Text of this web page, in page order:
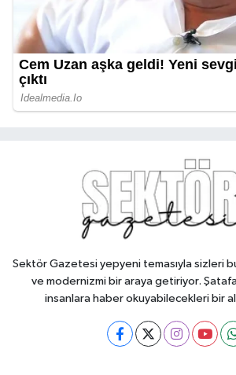
Sektör Gazetesi yepyeni temasıyla sizleri
ve modernizmi bir araya getiriyor.
insanlara haber okuyabilecekleri bir